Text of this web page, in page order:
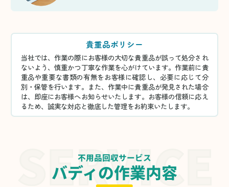
貴重品ポリシー
当社では、作業の際にお客様の大切な貴重品が誤って処分され
ないよう、慎重かつ丁寧な作業を心がけています。作業前に貴
重品や重要な書類の有無をお客様に確認し、必要に応じて分
別・保管を行います。また、作業中に貴重品が発見された場合
は、即座にお客様へお知らせいたします。お客様の信頼に応え
るため、誠実な対応と徹底した管理をお約束いたします。
不用品回収サービス
バディの作業内容